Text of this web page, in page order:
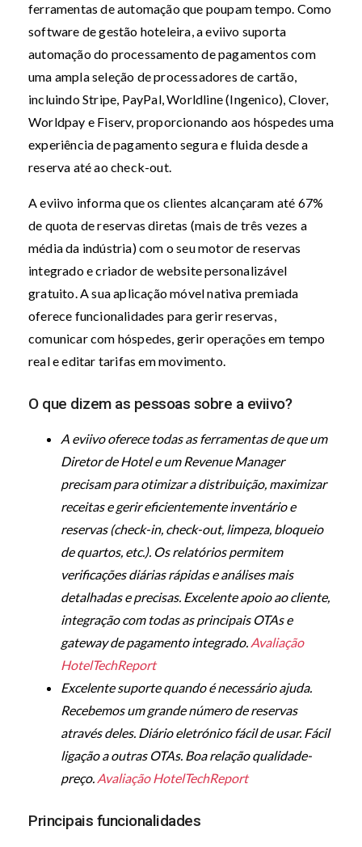
ferramentas de automação que poupam tempo. Como
software de gestão hoteleira, a eviivo suporta
automação do processamento de pagamentos com
uma ampla seleção de processadores de cartão,
incluindo Stripe, PayPal, Worldline (Ingenico), Clover,
Worldpay e Fiserv, proporcionando aos hóspedes uma
experiência de pagamento segura e fluida desde a
reserva até ao check-out.
A eviivo informa que os clientes alcançaram até 67%
de quota de reservas diretas (mais de três vezes a
média da indústria) com o seu motor de reservas
integrado e criador de website personalizável
gratuito. A sua aplicação móvel nativa premiada
oferece funcionalidades para gerir reservas,
comunicar com hóspedes, gerir operações em tempo
real e editar tarifas em movimento.
O que dizem as pessoas sobre a eviivo?
A eviivo oferece todas as ferramentas de que um
Diretor de Hotel e um Revenue Manager
precisam para otimizar a distribuição, maximizar
receitas e gerir eficientemente inventário e
reservas (check-in, check-out, limpeza, bloqueio
de quartos, etc.). Os relatórios permitem
verificações diárias rápidas e análises mais
detalhadas e precisas. Excelente apoio ao cliente,
integração com todas as principais OTAs e
gateway de pagamento integrado. Avaliação
HotelTechReport
Excelente suporte quando é necessário ajuda.
Recebemos um grande número de reservas
através deles. Diário eletrónico fácil de usar. Fácil
ligação a outras OTAs. Boa relação qualidade-
preço. Avaliação HotelTechReport
Principais funcionalidades